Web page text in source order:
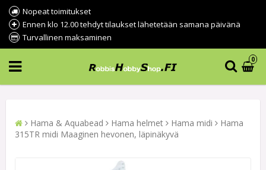
Nopeat toimitukset
Ennen klo 12.00 tehdyt tilaukset lähetetään samana päivänä
Turvallinen maksaminen
0
Hama & Aquabead Hama helmet Hama midi
Hama
315TR midi Maaginen hevonen, läpinäkyvä